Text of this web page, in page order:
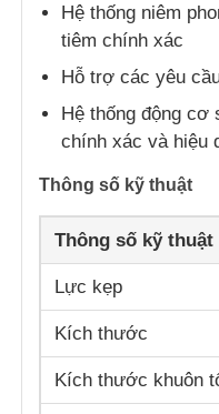
Dầu silicon lỏng
Dầu cao su silicone
Hệ thống niêm
tiêm chính xác
Hỗ trợ các yêu
Hệ thống động cơ
chính xác và hiệu
Thông số kỹ thuật
Thông số kỹ thuật
Lực kẹp
Kích thước
Kích thước khuôn